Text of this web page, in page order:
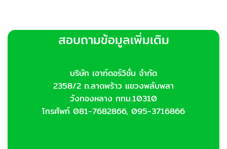
สอบถามข้อมูลเพิ่มเติม
บริษัท เอาท์ดอร์วิชั่น จำกัด
2358/2 ถ.ลาดพร้าว แขวงพลับพลา
วังทองหลาง กทม.10310
โทรศัพท์ 081-7682866, 095-3716866